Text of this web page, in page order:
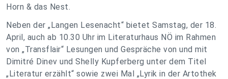
Horn & das Nest.
Neben der „Langen Lesenacht“ bietet Samstag, der 18.
April, auch ab 10.30 Uhr im Literaturhaus NÖ im Rahmen
von „Transflair“ Lesungen und Gespräche von und mit
Dimitré Dinev und Shelly Kupferberg unter dem Titel
„Literatur erzählt“ sowie zwei Mal „Lyrik in der Artothek